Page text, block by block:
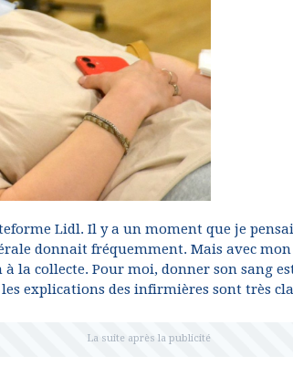
Lidl. Il y a un moment que je
donnait fréquemment. Mais avec
la collecte. Pour moi, donner son sang
explications des infirmières sont très